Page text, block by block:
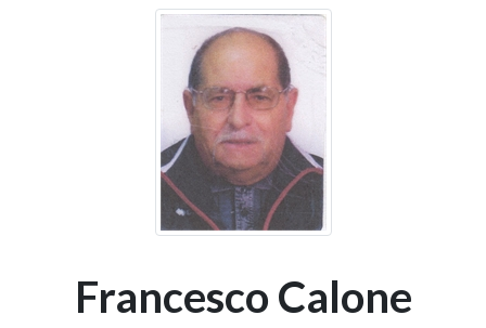
Francesco Calone